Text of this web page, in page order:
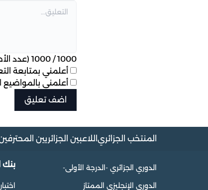
1000
/
1000 (عدد
أعلمني بمتابعة
أعلمني بالمواضيع
المنتخب الجزائري اللاعبين الجزائريين
الدوري الجزائري -الدرجة الأولى-
الدوري الإنجليزي الممتاز
بنك